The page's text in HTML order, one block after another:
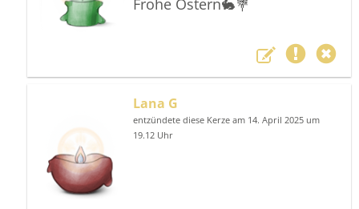
Frohe Ostern🐇💐
Lana G
entzündete diese Kerze am 14. April 2025 um
19.12 Uhr